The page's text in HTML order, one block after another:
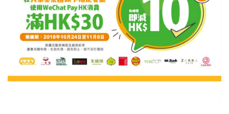
Enterprise Digital Transformation